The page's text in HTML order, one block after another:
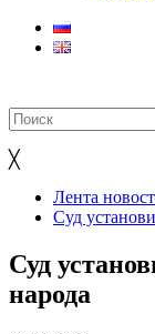
╳
Лента
Суд
Суд
народа